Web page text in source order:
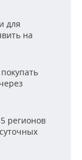
для
на
регионов